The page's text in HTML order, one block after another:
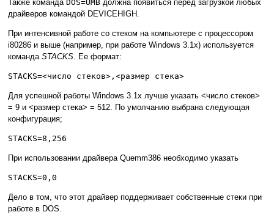
Также команда DOS=UMB должна появиться перед загрузкой любых
драйверов командой DEVICEHIGH.
При интенсивной работе со стеком на компьютере с процессором
i80286 и выше (например, при работе Windows 3.1x) используется
команда STACKS. Ее формат:
STACKS=<число стеков>,<размер стека>
Для успешной работы Windows 3.1x лучше указать <число стеков>
= 9 и <размер стека> = 512. По умолчанию выбрана следующая
конфигурация;
STACKS=8,256
При использовании драйвера Quemm386 необходимо указать
STACKS=0,0
Дело в том, что этот драйвер поддерживает собственные стеки при
работе в DOS.